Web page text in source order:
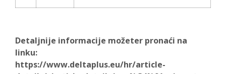
Detaljnije informacije možeter pronaći na
linku:
https://www.deltaplus.eu/hr/article-